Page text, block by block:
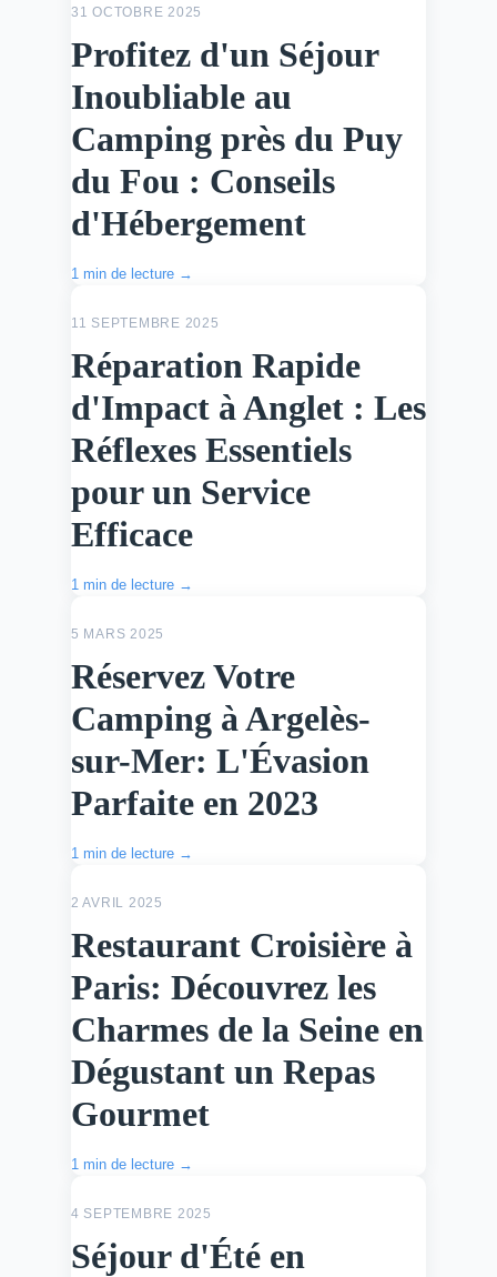
31 OCTOBRE 2025
Profitez d'un Séjour
Inoubliable au
Camping près du Puy
du Fou : Conseils
d'Hébergement
1 min de lecture →
11 SEPTEMBRE 2025
Réparation Rapide
d'Impact à Anglet : Les
Réflexes Essentiels
pour un Service
Efficace
1 min de lecture →
5 MARS 2025
Réservez Votre
Camping à Argelès-
sur-Mer: L'Évasion
Parfaite en 2023
1 min de lecture →
2 AVRIL 2025
Restaurant Croisière à
Paris: Découvrez les
Charmes de la Seine en
Dégustant un Repas
Gourmet
1 min de lecture →
4 SEPTEMBRE 2025
Séjour d'Été en